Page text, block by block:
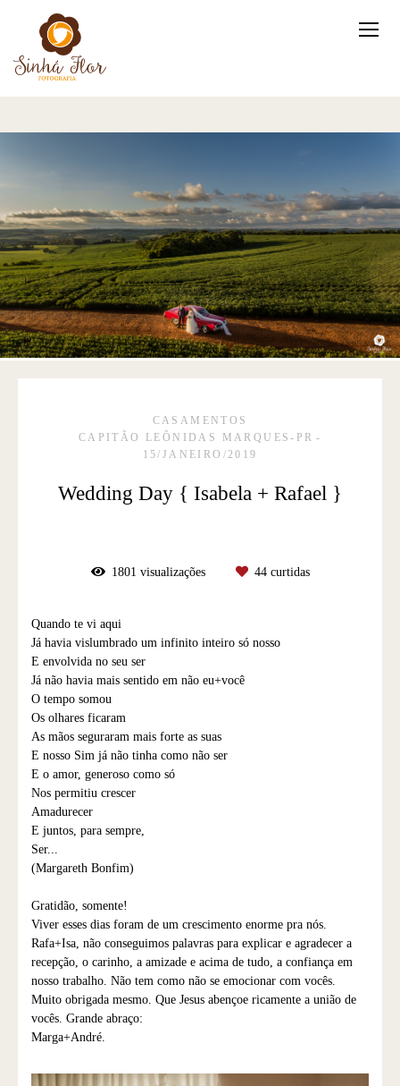
CASAMENTOS
CAPITÃO LEÔNIDAS MARQUES-PR
15/JANEIRO/2019
Wedding Day { Isabela + Rafael }
1801 visualizações 44curtidas
Quando te vi aqui
Já havia vislumbrado um infinito inteiro só nosso
E envolvida no seu ser
Já não havia mais sentido em não eu+você
O tempo somou
Os olhares ficaram
As mãos seguraram mais forte as suas
E nosso Sim já não tinha como não ser
E o amor, generoso como só
Nos permitiu crescer
Amadurecer
E juntos, para sempre,
Ser...
(Margareth Bonfim)
Gratidão, somente!
Viver esses dias foram de um crescimento enorme pra nós.
Rafa+Isa, não conseguimos palavras para explicar e agradecer a
recepção, o carinho, a amizade e acima de tudo, a confiança em
nosso trabalho. Não tem como não se emocionar com vocês.
Muito obrigada mesmo. Que Jesus abençoe ricamente a união de
vocês. Grande abraço:
Marga+André.